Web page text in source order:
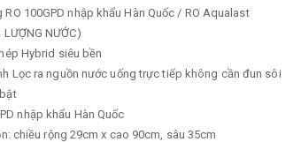
RO 100GPD nhập khẩu Hàn Quốc / RO Aqualast
LƯỢNG NƯỚC)
Hybrid siêu bền
Lọc ra nguồn nước uống trực tiếp không cần đun sôi
bật
nhập khẩu Hàn Quốc
chiều rộng 29cm x cao 90cm, sâu 35cm